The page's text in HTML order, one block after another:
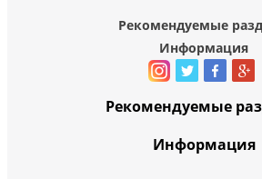
Рекомендуемые
Информация
Рекомендуемые
Информация